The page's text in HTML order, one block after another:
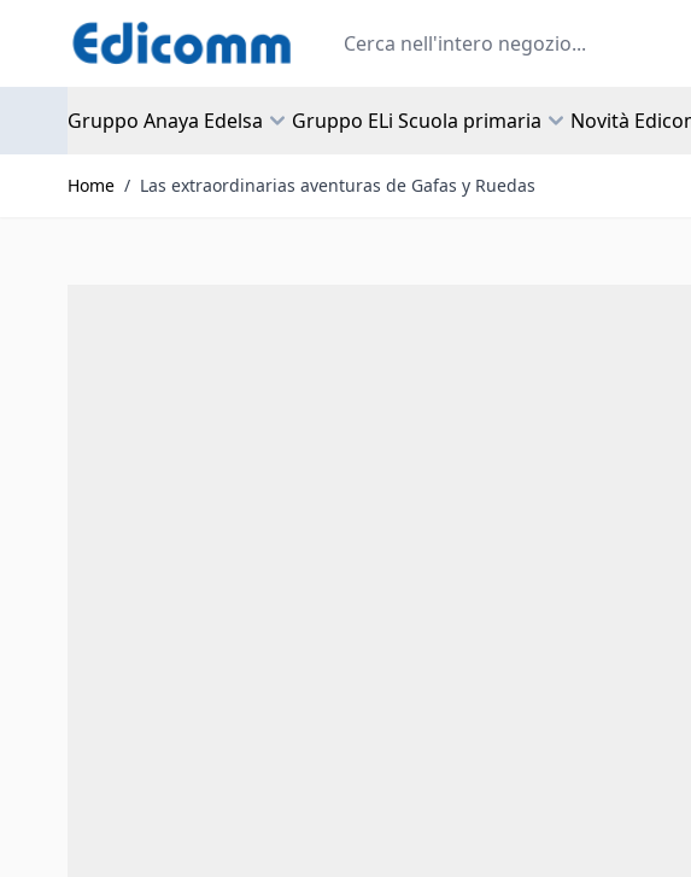
Search
Gruppo Anaya Edelsa Gruppo ELi Scuola primaria Novità
Home / Las extraordinarias aventuras de Gafas y Ruedas